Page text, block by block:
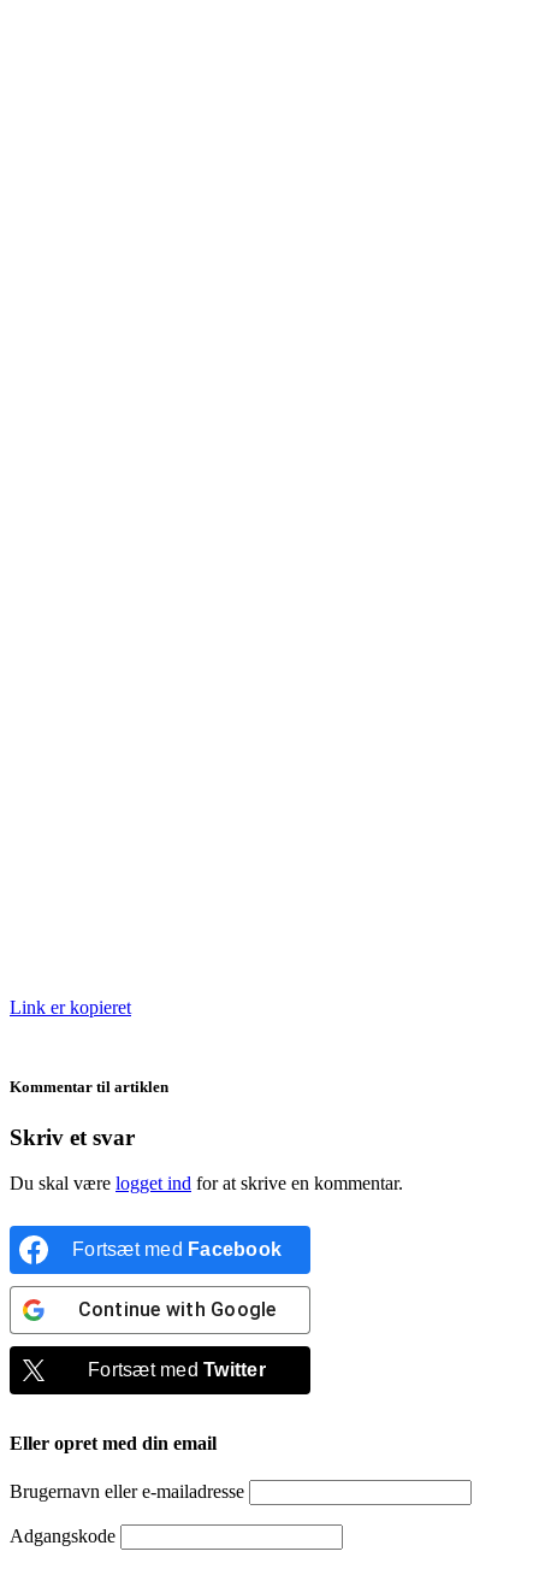
Link er kopieret
Kommentar til artiklen
Skriv et svar
Du skal være logget ind for at skrive en kommentar.
Fortsæt med Facebook
Continue with Google
Fortsæt medTwitter
Eller opret med din email
Brugernavn eller e-mailadresse
Adgangskode